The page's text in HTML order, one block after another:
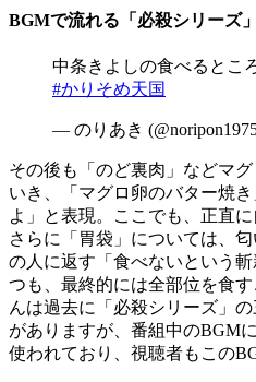
BGMで流れる「必殺シリーズ
中条きよしの食べるとこ
#かりそめ天国
— のりあき
その後も「のど裏肉」などマ
いき、「マグロ卵のバター焼
よ」と表現。ここでも、正直
さらに「胃袋」については、
の人に返す「食べないという
つも、最終的には全部位を食
んは過去に「必殺シリーズ」
がありますが、番組中のBGM
使われており、視聴者もこの